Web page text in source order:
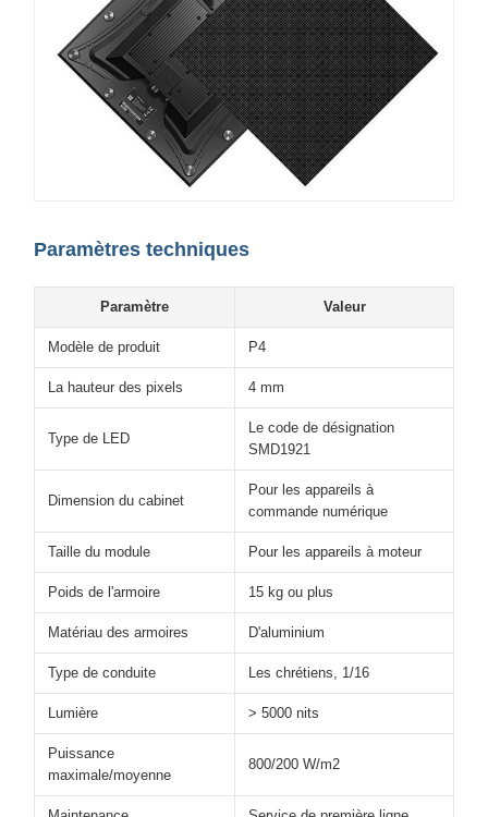
Paramètres techniques
Paramètre Valeur
Modèle de produit P4
La hauteur des pixels 4 mm
Type de LED
Le code de désignation
SMD1921
Dimension du cabinet
Pour les appareils à
commande numérique
Taille du module Pour les appareils à moteur
Poids de l'armoire 15 kg ou plus
Matériau des armoires D'aluminium
Type de conduite Les chrétiens, 1/16
Lumière > 5000 nits
Puissance
maximale/moyenne
800/200 W/m2